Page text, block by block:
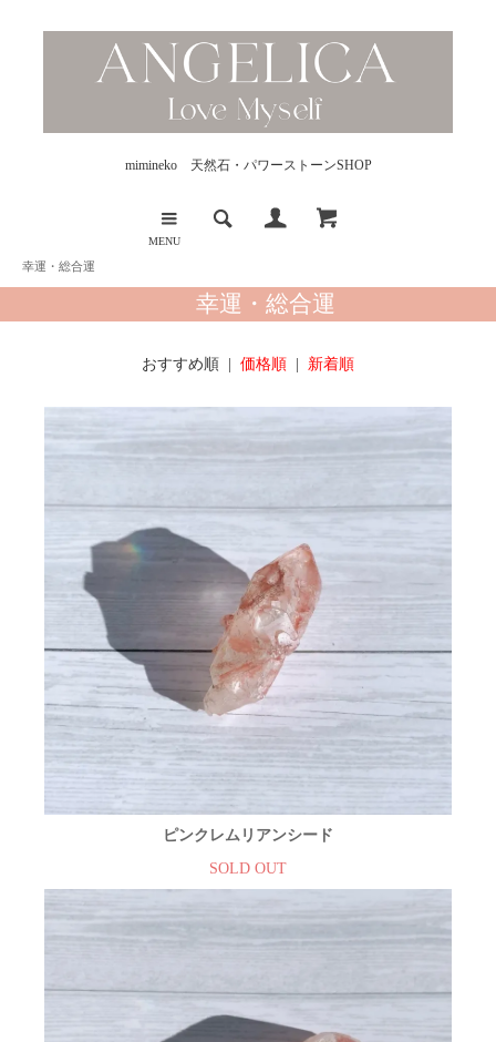
mimineko 天然石・パワーストーンSHOP
MENU
幸運・総合運
幸運・総合運
おすすめ順 | 価格順 新着順
ピンクレムリアンシード
SOLD OUT